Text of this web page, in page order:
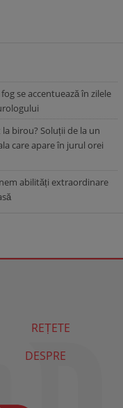
se accentuează în zilele
birou? Soluții de la un
care apare în jurul orei
abilități extraordinare
REȚETE
DESPRE